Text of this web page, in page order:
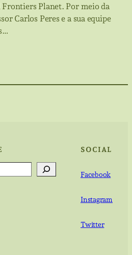
Planet. Por meio da
Carlos Peres e a sua equipe
SOCIAL
Facebook
Instagram
Twitter